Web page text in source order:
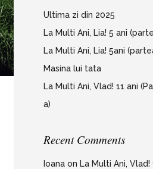
Ultima zi din 2025
La Multi Ani, Lia! 5 ani
La Multi Ani, Lia! 5ani
Masina lui tata
La Multi Ani, Vlad! 11 ani
a)
Recent Comments
Ioana on La Multi Ani, Vlad!